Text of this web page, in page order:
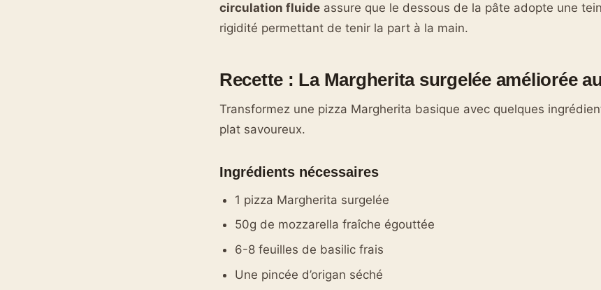
circulation fluide assure que le dessous de la pâte adopte une
rigidité permettant de tenir la part à la main.
Recette : La Margherita surgelée améliorée
Transformez une pizza Margherita basique avec quelques
plat savoureux.
Ingrédients nécessaires
1 pizza Margherita surgelée
50g de mozzarella fraîche égouttée
6-8 feuilles de basilic frais
Une pincée d’origan séché